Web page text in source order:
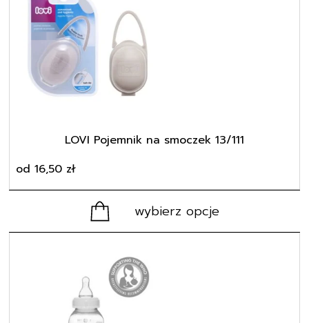
LOVI Pojemnik na smoczek 13/111
od16,50 zł
wybierz opcje
wiele
wariantów.
wybrać